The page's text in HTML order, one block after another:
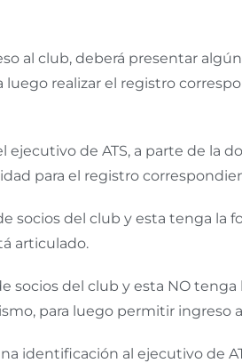
al club, deberá presentar
realizar el registro
ejecutivo de ATS, a parte de la
para el registro
socios del club y esta tenga la
articulado.
del club y esta NO
para luego permitir ingreso
identificación al ejecutivo de